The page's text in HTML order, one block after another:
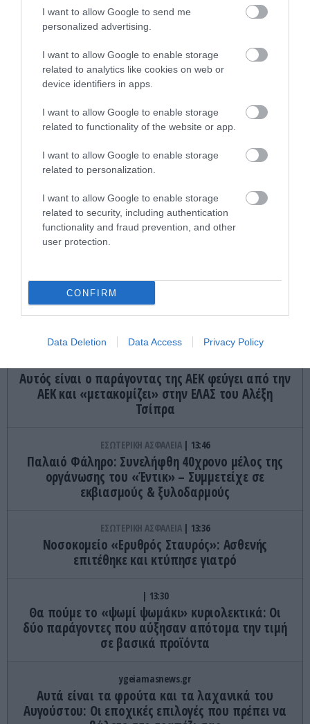
I want to allow Google to send me
personalized advertising.
I want to allow Google to enable storage
related to analytics like cookies on web or
device identifiers in apps.
I want to allow Google to enable storage
related to functionality of the website or app.
I want to allow Google to enable storage
related to personalization.
I want to allow Google to enable storage
related to security, including authentication
functionality and fraud prevention, and other
user protection.
CONFIRM
Data Deletion Data Access Privacy Policy
ΔΙΑΔΩΣΤΕ ΤΟ ΑΡΘΡΟ
ΤΕΛΕΥΤΑΙΕΣ ΕΙΔΗΣΕΙΣ
ΤΟΥΡΚΙΑ 13:58
Σε «αναμμένα κάρβουνα» η Τουρκία: Περιορίζει
Γιατί τα περισσότερα δημόσια κτίρια έχουν
Αυτός είναι ο παράγοντας της ΑΕΚ φεύγει από την
ΑΕΚ και «μετακομίζει» στην ΕΛΑΣ του Αλέξη
Τσίπρα
ΕΣΩΤΕΡΙΚΗ ΑΣΦΑΛΕΙΑ 13:46
Παλαιό Φάληρο: Συνελήφθη 40χρονο μέλος της
οργάνωσης του «Έντικ» – Συμμετείχε σε
εκβιασμούς & ξυλοδαρμούς
ΕΣΩΤΕΡΙΚΗ ΑΣΦΑΛΕΙΑ 13:36
Νοσοκομείο «Ερυθρός Σταυρός»: Ασθενής
επιτέθηκε και κτύπησε γιατρό
13:30
Θα πούμε το «ψωμί ψωμάκι» κυριολεκτικά: Οι
δύο παράγοντες που αύξησαν απότομα την τιμή
σε βασικά προϊόντα
ygeiamasnews.gr
Αυτά είναι τα φρούτα και τα λαχανικά του
Αυγούστου: Οι εποχικές επιλογές που πρέπει να